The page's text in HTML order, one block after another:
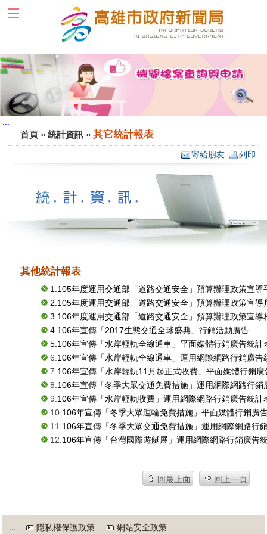
跳到主要內容區塊
:::
:::
首頁» 統計資訊» 其它統計報表
寄給朋友 列印
其他統計報表
1.105年度運用交通部「道路交通安全」預算辦理政策宣
2.105年度運用交通部「道路交通安全」預算辦理政策宣導
3.106年度運用交通部「道路交通安全」預算辦理政策宣導
4.106年宣傳「2017生態交通全球盛典」行銷活動廣告
5.106年宣傳「水岸輕軌全線通車」平面媒體行銷廣告統計
6. 106年宣傳「水岸輕軌全線通車」運用網際網路行銷廣告
7. 106年宣傳「水岸輕軌11月起正式收費」平面媒體行銷廣
8. 106年宣傳「冬季大眾交通免費措施」運用網際網路行銷
9. 106年宣傳「水岸輕軌收費」運用網際網路行銷廣告統計
10. 106年宣傳「冬季大眾運輸免費措施」平面媒體行銷廣
11. 106年宣傳「冬季大眾交通免費措施」運用網際網路行
12. 106年宣傳「台灣國際遊艇展」運用網際網路行銷廣告
回最上面 回上一頁
::: 隱私權保護政策 網站安全政策